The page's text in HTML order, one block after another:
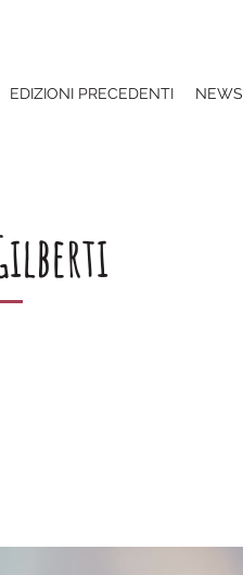
EDIZIONI PRECEDENTI NEWS